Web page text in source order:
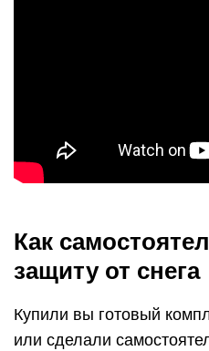
Как
защиту от снега
Купили вы готовый
или сделали